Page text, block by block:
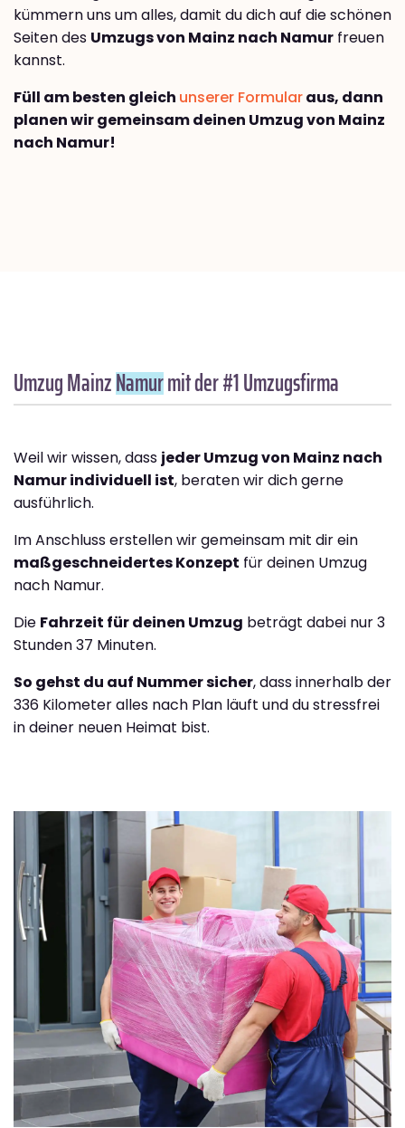
kümmern uns um alles, damit du dich auf die schönen
Seiten des Umzugs von Mainz nach Namur freuen
kannst.
Füll am besten gleich unserer Formularaus, dann
planen wir gemeinsam deinen Umzug von Mainz
nach Namur!
Umzug MainzNamurmit der #1 Umzugsfirma
Weil wir wissen, dass jeder Umzug von Mainz nach
Namur individuell ist, beraten wir dich gerne
ausführlich.
Im Anschluss erstellen wir gemeinsam mit dir ein
maßgeschneidertes Konzept für deinen Umzug
nach Namur.
Die Fahrzeit für deinen Umzug beträgt dabei nur 3
Stunden 37 Minuten.
So gehst du auf Nummer sicher, dass innerhalb der
336 Kilometer alles nach Plan läuft und du stressfrei
in deiner neuen Heimat bist.